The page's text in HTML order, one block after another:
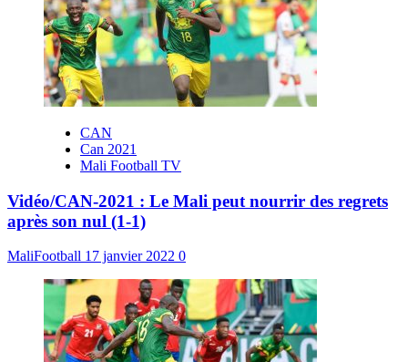
CAN
Can 2021
Mali Football TV
Vidéo/CAN-2021 : Le Mali peut nourrir des regrets
après son nul (1-1)
MaliFootball 17 janvier 2022 0